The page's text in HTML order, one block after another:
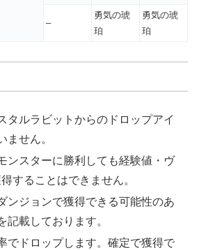
–
勇気の琥
珀
勇気の琥
珀
タルラビットからのドロップアイ
ません。
ンスターに勝利しても経験値・ヴ
することはできません。
ンジョンで獲得できる可能性のあ
記載しております。
でドロップします。確定で獲得で